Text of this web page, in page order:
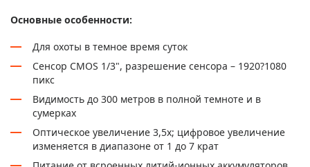
Основные особенности:
Для охоты в темное время суток
Сенсор CMOS 1/3", разрешение сенсора – 1920?1080
пикс
Видимость до 300 метров в полной темноте и в
сумерках
Оптическое увеличение 3,5х; цифровое увеличение
изменяется в диапазоне от 1 до 7 крат